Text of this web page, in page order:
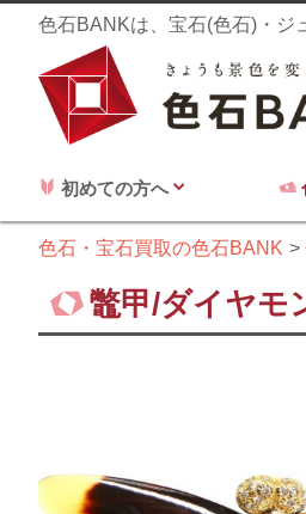
色石BANKは、宝石(色石)・ジ
初めての方へ
色石・宝石買取の色石BANK
鼈甲/ダイヤモ